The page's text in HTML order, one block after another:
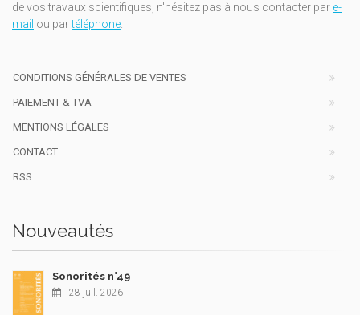
de vos travaux scientifiques, n'hésitez pas à nous contacter par e-
mail ou partéléphone
CONDITIONS GÉNÉRALES DE VENTES
PAIEMENT & TVA
MENTIONS LÉGALES
CONTACT
RSS
Nouveautés
Sonorités n°49
28 juil. 2026